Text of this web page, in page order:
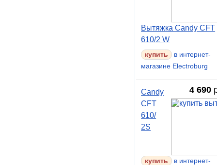
Вытяжка Candy CFT
610/2 W
в интернет-
магазине Electroburg
4 690
Candy
CFT
610/
2S
в интернет-